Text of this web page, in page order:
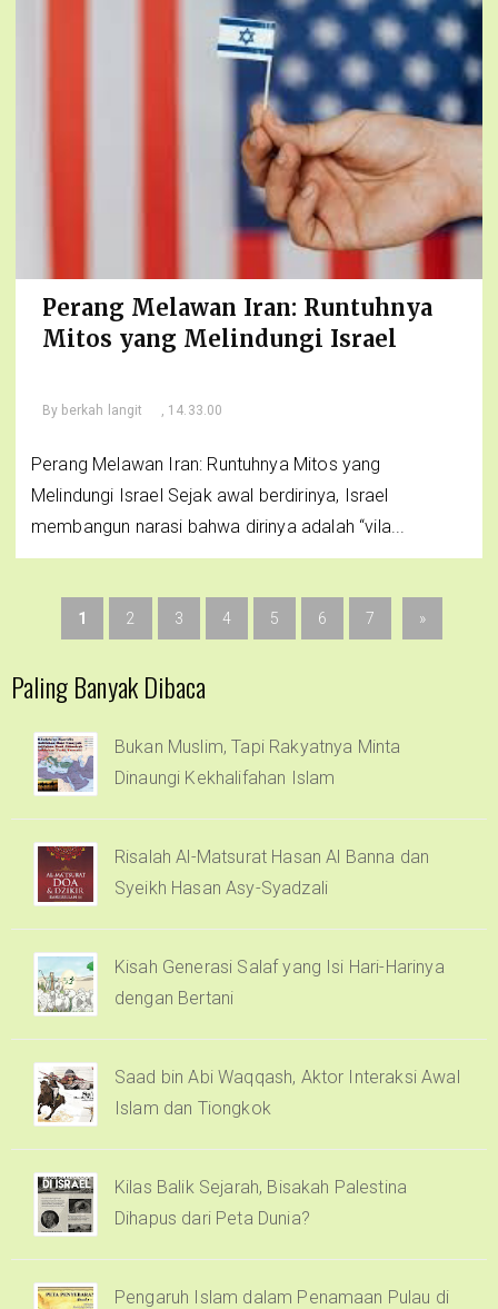
Perang Melawan Iran: Runtuhnya
Mitos yang Melindungi Israel
By berkah langit , 14.33.00
Perang Melawan Iran: Runtuhnya Mitos yang
Melindungi Israel Sejak awal berdirinya, Israel
membangun narasi bahwa dirinya adalah “vila...
1 2 3 4 5 6 7 »
Paling Banyak Dibaca
Bukan Muslim, Tapi Rakyatnya Minta
Dinaungi Kekhalifahan Islam
Risalah Al-Matsurat Hasan Al Banna dan
Syeikh Hasan Asy-Syadzali
Kisah Generasi Salaf yang Isi Hari-Harinya
dengan Bertani
Saad bin Abi Waqqash, Aktor Interaksi Awal
Islam dan Tiongkok
Kilas Balik Sejarah, Bisakah Palestina
Dihapus dari Peta Dunia?
Pengaruh Islam dalam Penamaan Pulau di